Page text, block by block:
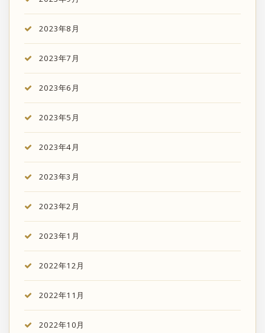
2023年8月
2023年7月
2023年6月
2023年5月
2023年4月
2023年3月
2023年2月
2023年1月
2022年12月
2022年11月
2022年10月